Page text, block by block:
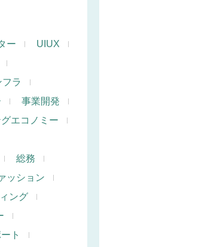
ー
UIUX
フラ
事業開発
エコノミー
総務
ッション
ング
ト